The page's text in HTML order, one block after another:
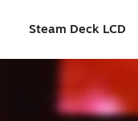
Steam Deck LCD